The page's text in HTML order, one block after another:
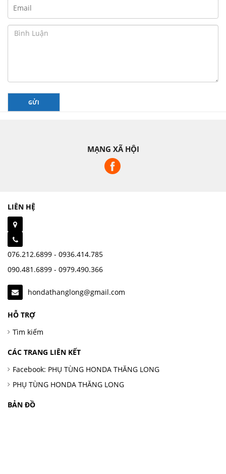
GỬI
MẠNG XÃ HỘI
LIÊN HỆ
076.212.6899 - 0936.414.785
090.481.6899 - 0979.490.366
hondathanglong@gmail.com
HỖ TRỢ
Tìm kiếm
CÁC TRANG LIÊN KẾT
Facebook: PHỤ TÙNG HONDA THĂNG LONG
PHỤ TÙNG HONDA THĂNG LONG
BẢN ĐỒ